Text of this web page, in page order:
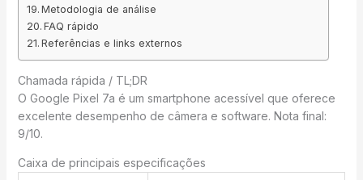
Metodologia de análise
FAQ rápido
Referências e links externos
Chamada rápida / TL;DR
O Google Pixel 7a é um smartphone acessível que oferece
excelente desempenho de câmera e software. Nota final:
9/10.
Caixa de principais especificações